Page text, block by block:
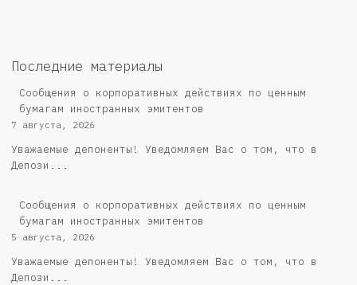
Последние материалы
Сообщения о корпоративных действиях по ценным
бумагам иностранных эмитентов
7 августа, 2026
Уважаемые депоненты! Уведомляем Вас о том, что в
Депози...
Сообщения о корпоративных действиях по ценным
бумагам иностранных эмитентов
5 августа, 2026
Уважаемые депоненты! Уведомляем Вас о том, что в
Депози...